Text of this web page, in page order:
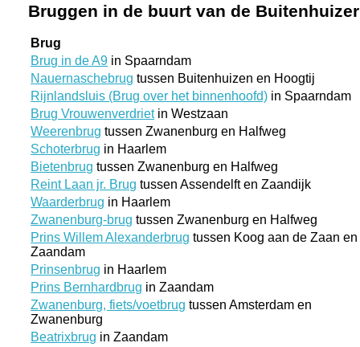
Bruggen in de buurt van de
Brug
Brug in de A9 in Spaarndam
Nauernaschebrug tussen Buitenhuizen en Hoogtij
Rijnlandsluis (Brug over het binnenhoofd) in Spaarndam
Brug Vrouwenverdrietin Westzaan
Weerenbrug tussen Zwanenburg en Halfweg
Schoterbrug in Haarlem
Bietenbrug tussen Zwanenburg en Halfweg
Reint Laan jr. Brug tussen Assendelft en Zaandijk
Waarderbrug in Haarlem
Zwanenburg-brug tussen Zwanenburg en Halfweg
Prins Willem Alexanderbrug tussen Koog aan de Zaan en
Zaandam
Prinsenbrug in Haarlem
Prins Bernhardbrug in Zaandam
Zwanenburg, fiets/voetbrug tussen Amsterdam en
Zwanenburg
Beatrixbrug in Zaandam